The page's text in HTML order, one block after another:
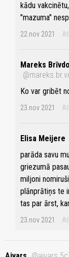
kādu
"mazuma"
22.nov 2021
Mareks
Ko var gribēt
23.nov 2021
Elisa Meijere
parāda savu
griezumā
miljoni
plānprātiņs te
tas par ārst,
23.nov 2021